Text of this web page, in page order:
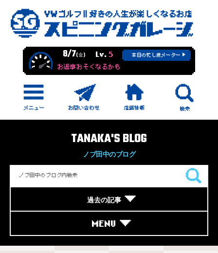
8/7(金) Lv. 5 本日の忙し度メーター
お返事おそくなるかも
TANAKA'S BLOG
ノブ田中のブログ
過去の記事
MENU